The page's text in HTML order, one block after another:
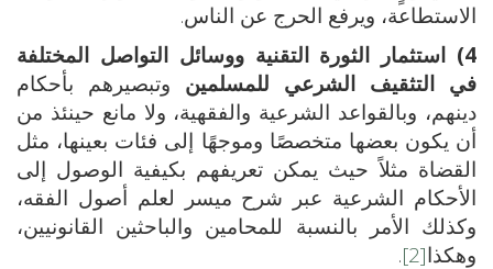
الاستطاعة، ويرفع الحرج عن الناس.
4) استثمار الثورة التقنية ووسائل التواصل المختلفة
في التثقيف الشرعي للمسلمين وتبصيرهم بأحكام
دينهم، وبالقواعد الشرعية والفقهية، ولا مانع حينئذ من
أن يكون بعضها متخصصًا وموجهًا إلى فئات بعينها، مثل
القضاة مثلاً حيث يمكن تعريفهم بكيفية الوصول إلى
الأحكام الشرعية عبر شرح ميسر لعلم أصول الفقه،
وكذلك الأمر بالنسبة للمحامين والباحثين القانونيين،
وهكذا[2]
.